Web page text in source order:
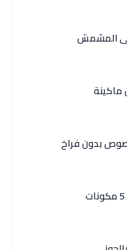
المشمش
ماكينة
بدون فراخ